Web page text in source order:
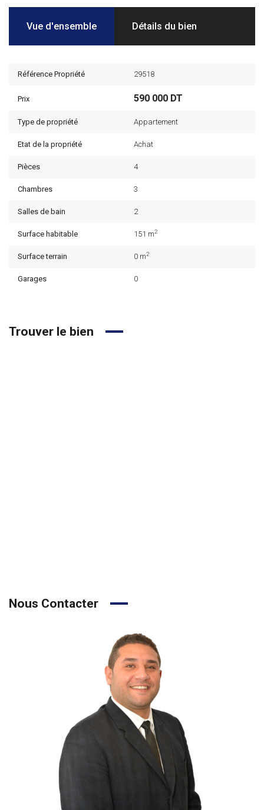
Vue d'ensemble Détails du bien
Référence Propriété 29518
Prix 590 000 DT
Type de propriété Appartement
Etat de la propriété Achat
Pièces 4
Chambres 3
Salles de bain 2
Surface habitable 151 m2
Surface terrain 0 m2
Garages 0
Trouver le bien
Nous Contacter